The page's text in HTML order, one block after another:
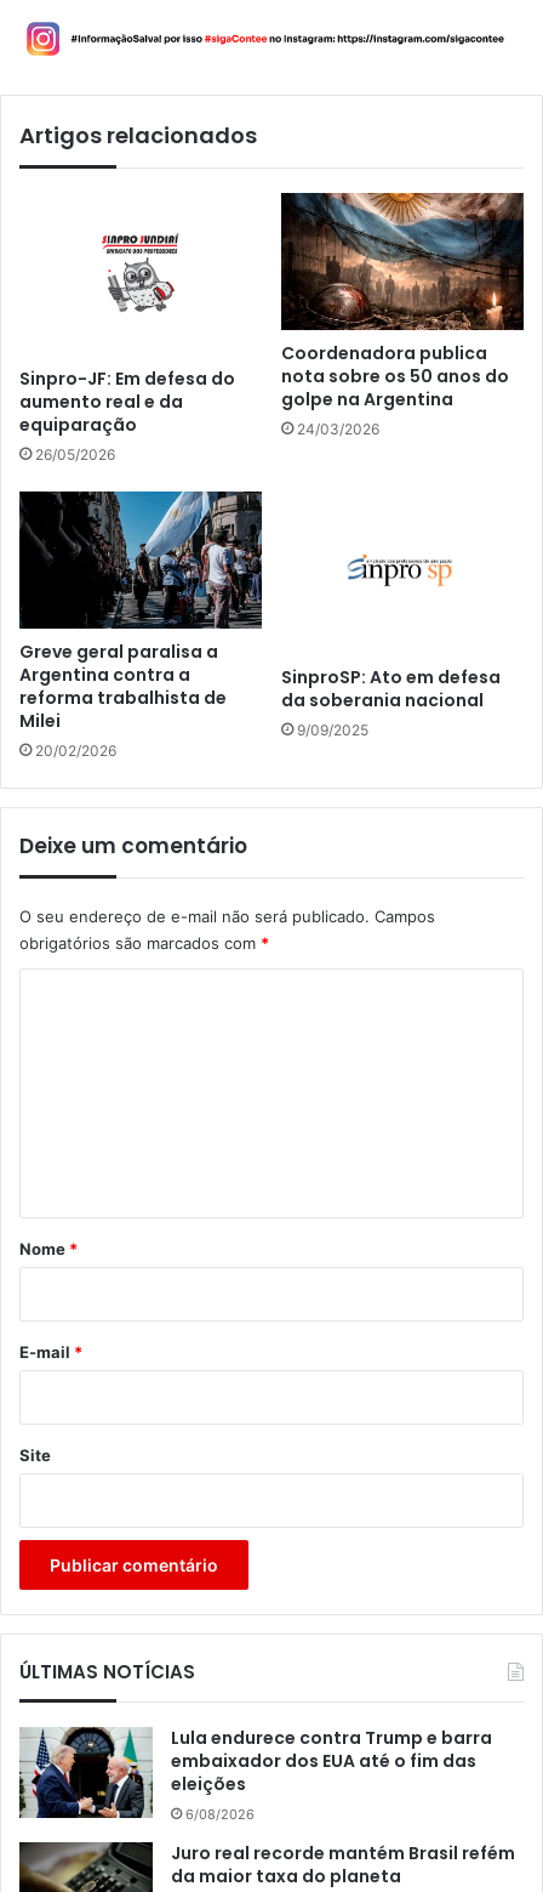
Artigos relacionados
Sinpro-JF: Em defesa do
aumento real e da
equiparação
26/05/2026
Coordenadora publica
nota sobre os 50 anos do
golpe na Argentina
24/03/2026
Greve geral paralisa a
Argentina contra a
reforma trabalhista de
Milei
20/02/2026
SinproSP: Ato em defesa
da soberania nacional
9/09/2025
Deixe um comentário
O seu endereço de e-mail não será publicado. Campos
obrigatórios são marcados com *
r
*
Nome *
E-mail *
Site
ÚLTIMAS NOTÍCIAS
Lula endurece contra Trump e barra
embaixador dos EUA até o fim das
eleições
6/08/2026
Juro real recorde mantém Brasil refém
da maior taxa do planeta